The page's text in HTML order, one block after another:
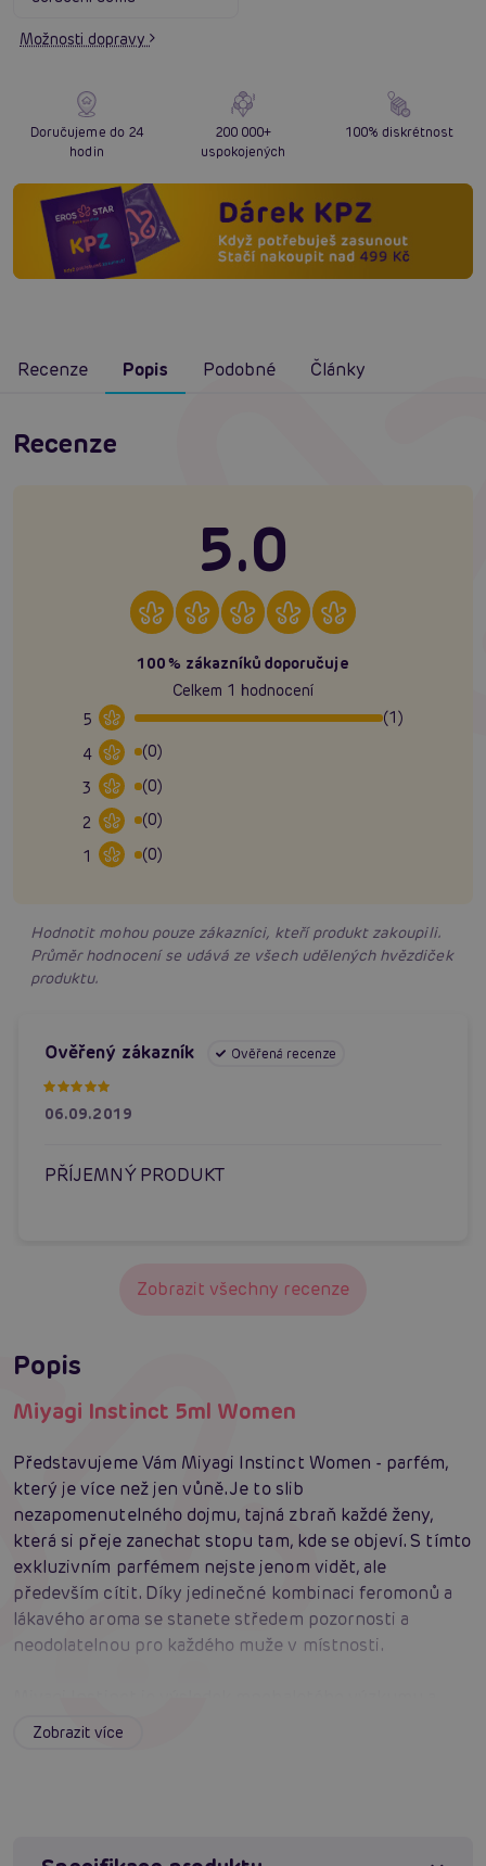
Možnosti dopravy
Doručujeme do 24
hodin
200 000+
uspokojených
100% diskrétnost
Recenze Popis Podobné Články
Recenze
5.0
100% zákazníků doporučuje
Celkem 1 hodnocení
5
(1)
4
(0)
3
(0)
2
(0)
1
(0)
Hodnotit mohou pouze zákazníci, kteří produkt zakoupili.
Průměr hodnocení se udává ze všech udělených hvězdiček
produktu.
Ověřený zákazník Ověřená recenze
06.09.2019
PŘÍJEMNÝ PRODUKT
Zobrazit všechny recenze
Popis
Miyagi Instinct 5ml Women
Představujeme Vám Miyagi Instinct Women - parfém,
který je více než jen vůně. Je to slib
nezapomenutelného dojmu, tajná zbraň každé ženy,
která si přeje zanechat stopu tam, kde se objeví. S tímto
exkluzivním parfémem nejste jenom vidět, ale
především cítit. Díky jedinečné kombinaci feromonů a
lákavého aroma se stanete středem pozornosti a
neodolatelnou pro každého muže v místnosti.
vášně pro vytvoření parfému, který nejen voní, ale
chtějí být vždy v centru pozornosti a očarují každého,
Zobrazit více